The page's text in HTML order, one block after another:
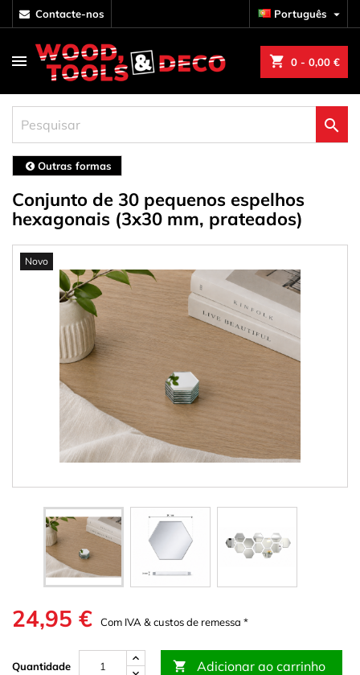
contacte-nos Português 
shopping_cart 0 - 0,00 €

Outras formas
Conjunto de 30 pequenos espelhos
hexagonais (3x30 mm, prateados)
Novo
24,95 € Com IVA & custos de remessa *
Quantidade  Adicionar ao carrinho